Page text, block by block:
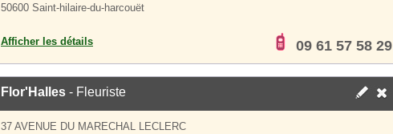
50600 Saint-hilaire-du-harcouët
Afficher les détails 09 61 57 58 29
Flor'Halles - Fleuriste
37 AVENUE DU MARECHAL LECLERC